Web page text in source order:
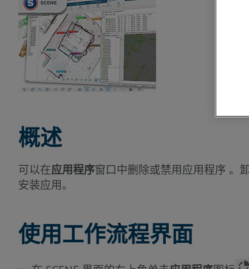
概述
可以在应用程序窗口中删除或禁用应用程序 。
安装应用。
使用工作流程界面